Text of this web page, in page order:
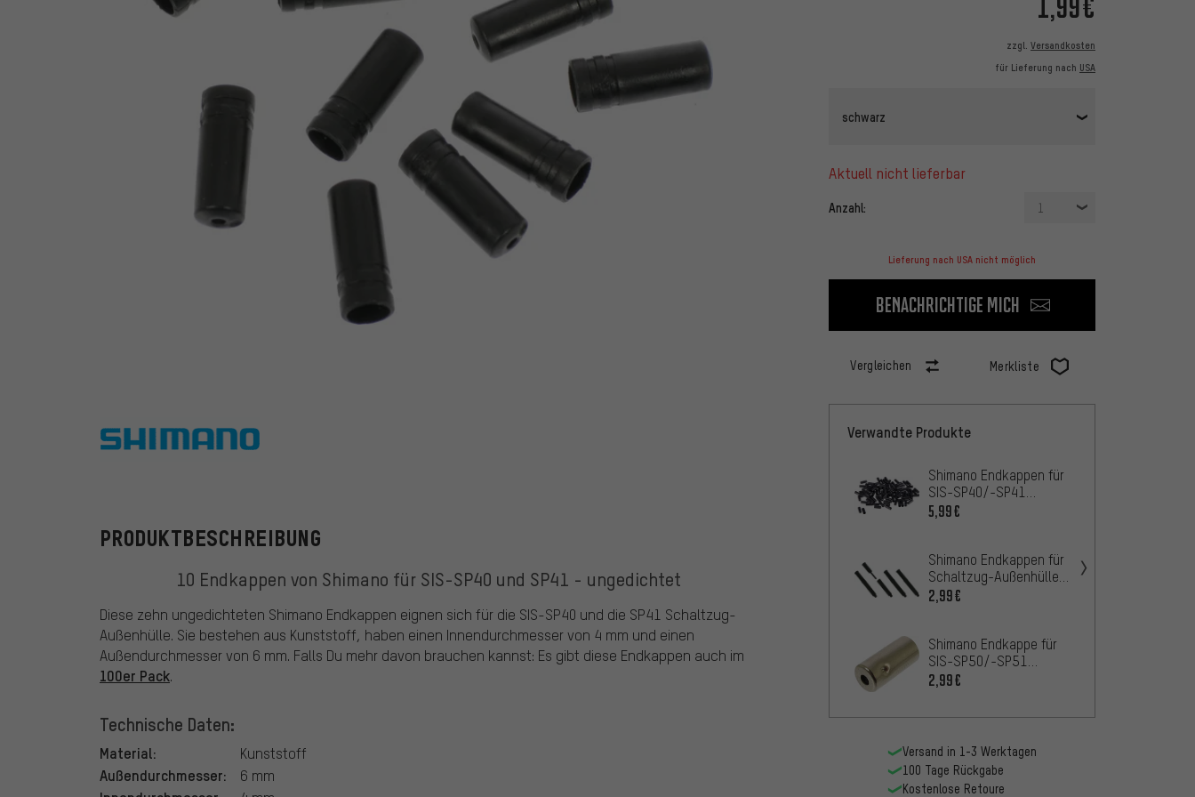
zzgl. Versandkosten
für Lieferung nach USA
schwarz
aktuell nicht lieferbar
Anzahl: 1
Lieferung nach USA nicht möglich
Benachrichtige mich
Vergleichen Merkliste
Shimano
PRODUKTBESCHREIBUNG
10 Endkappen von Shimano für SIS-SP40 und SP41 - ungedichtet
Diese zehn ungedichteten Shimano Endkappen eignen sich für die SIS-SP40 und die SP41 Schaltzug-
Außenhülle. Sie bestehen aus Kunststoff, haben einen Innendurchmesser von 4 mm und einen
Außendurchmesser von 6 mm. Falls Du mehr davon brauchen kannst: Es gibt diese Endkappen auch im
100er Pack.
Technische Daten:
Material: Kunststoff
Außendurchmesser: 6 mm
Verwandte Produkte
Shimano Endkappen für
SIS-SP40/-SP41
ungedichtet - 100
5,99€
Shimano Endkappen für
Schaltzug-Außenhülle
gedichtet
2,99€
Shimano Endkappe für
SIS-SP50/-SP51
gedichtet
2,99€
Versand in 1-3 Werktagen
100 Tage Rückgabe
Kostenlose Retoure